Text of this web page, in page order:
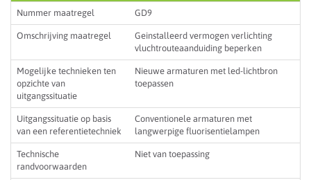
Nummer maatregel GD9
Omschrijving maatregel
Geinstalleerd vermogen verlichting
vluchtrouteaanduiding beperken
Mogelijke technieken ten
opzichte van
uitgangssituatie
Nieuwe armaturen met led-lichtbron
toepassen
Uitgangssituatie op basis
van een referentietechniek
Conventionele armaturen met
langwerpige fluorisentielampen
Technische
randvoorwaarden
Niet van toepassing